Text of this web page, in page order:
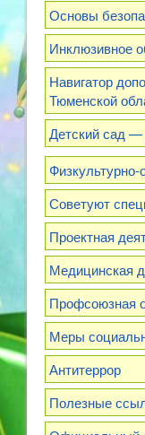
Основы
Инклюзивное
Навигатор
Тюменской
Детский сад
Физкультурно-
Советуют
Проектная
Медицинская
Профсоюзная
Меры
Антитеррор
Полезные